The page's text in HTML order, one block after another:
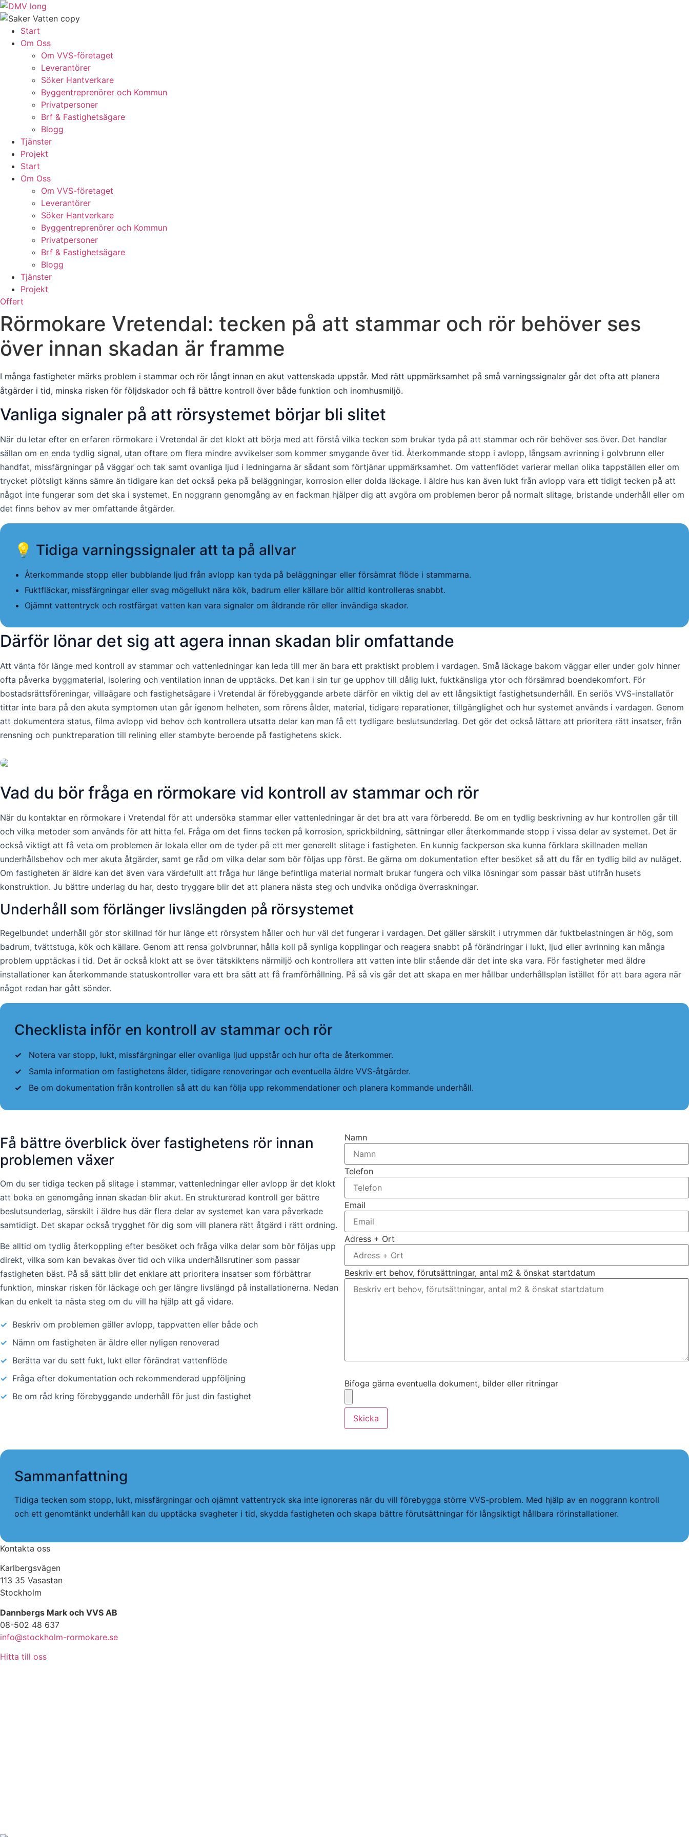
Skip
to
contentStart
Om Oss
Om VVS-företaget
Leverantörer
Söker Hantverkare
Byggentreprenörer och Kommun
Privatpersoner
Brf & Fastighetsägare
Blogg
Tjänster
Projekt
Start
Om Oss
Om VVS-företaget
Leverantörer
Söker Hantverkare
Byggentreprenörer och Kommun
Privatpersoner
Brf & Fastighetsägare
Blogg
Tjänster
Projekt
Offert
Rörmokare Vretendal: tecken på att stammar och rör behöver ses
över innan skadan är framme
I många fastigheter märks problem i stammar och rör långt innan en akut vattenskada uppstår. Med rätt uppmärksamhet på små varningssignaler går det ofta att planera
åtgärder i tid, minska risken för följdskador och få bättre kontroll över både funktion och inomhusmiljö.
Vanliga signaler på att rörsystemet börjar bli slitet
När du letar efter en erfaren rörmokare i Vretendal är det klokt att börja med att förstå vilka tecken som brukar tyda på att stammar och rör behöver ses över. Det handlar
sällan om en enda tydlig signal, utan oftare om flera mindre avvikelser som kommer smygande över tid. Återkommande stopp i avlopp, långsam avrinning i golvbrunn eller
handfat, missfärgningar på väggar och tak samt ovanliga ljud i ledningarna är sådant som förtjänar uppmärksamhet. Om vattenflödet varierar mellan olika tappställen eller om
trycket plötsligt känns sämre än tidigare kan det också peka på beläggningar, korrosion eller dolda läckage. I äldre hus kan även lukt från avlopp vara ett tidigt tecken på att
något inte fungerar som det ska i systemet. En noggrann genomgång av en fackman hjälper dig att avgöra om problemen beror på normalt slitage, bristande underhåll eller om
det finns behov av mer omfattande åtgärder.
💡 Tidiga varningssignaler att ta på allvar
Återkommande stopp eller bubblande ljud från avlopp kan tyda på beläggningar eller försämrat flöde i stammarna.
Fuktfläckar, missfärgningar eller svag mögellukt nära kök, badrum eller källare bör alltid kontrolleras snabbt.
Ojämnt vattentryck och rostfärgat vatten kan vara signaler om åldrande rör eller invändiga skador.
Därför lönar det sig att agera innan skadan blir omfattande
Att vänta för länge med kontroll av stammar och vattenledningar kan leda till mer än bara ett praktiskt problem i vardagen. Små läckage bakom väggar eller under golv hinner
ofta påverka byggmaterial, isolering och ventilation innan de upptäcks. Det kan i sin tur ge upphov till dålig lukt, fuktkänsliga ytor och försämrad boendekomfort. För
bostadsrättsföreningar, villaägare och fastighetsägare i Vretendal är förebyggande arbete därför en viktig del av ett långsiktigt fastighetsunderhåll. En seriös VVS-installatör
tittar inte bara på den akuta symptomen utan går igenom helheten, som rörens ålder, material, tidigare reparationer, tillgänglighet och hur systemet används i vardagen. Genom
att dokumentera status, filma avlopp vid behov och kontrollera utsatta delar kan man få ett tydligare beslutsunderlag. Det gör det också lättare att prioritera rätt insatser, från
rensning och punktreparation till relining eller stambyte beroende på fastighetens skick.
Vad du bör fråga en rörmokare vid kontroll av stammar och rör
När du kontaktar en rörmokare i Vretendal för att undersöka stammar eller vattenledningar är det bra att vara förberedd. Be om en tydlig beskrivning av hur kontrollen går till
och vilka metoder som används för att hitta fel. Fråga om det finns tecken på korrosion, sprickbildning, sättningar eller återkommande stopp i vissa delar av systemet. Det är
också viktigt att få veta om problemen är lokala eller om de tyder på ett mer generellt slitage i fastigheten. En kunnig fackperson ska kunna förklara skillnaden mellan
underhållsbehov och mer akuta åtgärder, samt ge råd om vilka delar som bör följas upp först. Be gärna om dokumentation efter besöket så att du får en tydlig bild av nuläget.
Om fastigheten är äldre kan det även vara värdefullt att fråga hur länge befintliga material normalt brukar fungera och vilka lösningar som passar bäst utifrån husets
konstruktion. Ju bättre underlag du har, desto tryggare blir det att planera nästa steg och undvika onödiga överraskningar.
Underhåll som förlänger livslängden på rörsystemet
Regelbundet underhåll gör stor skillnad för hur länge ett rörsystem håller och hur väl det fungerar i vardagen. Det gäller särskilt i utrymmen där fuktbelastningen är hög, som
badrum, tvättstuga, kök och källare. Genom att rensa golvbrunnar, hålla koll på synliga kopplingar och reagera snabbt på förändringar i lukt, ljud eller avrinning kan många
problem upptäckas i tid. Det är också klokt att se över tätskiktens närmiljö och kontrollera att vatten inte blir stående där det inte ska vara. För fastigheter med äldre
installationer kan återkommande statuskontroller vara ett bra sätt att få framförhållning. På så vis går det att skapa en mer hållbar underhållsplan istället för att bara agera när
något redan har gått sönder.
Checklista inför en kontroll av stammar och rör
✓
Notera var stopp, lukt, missfärgningar eller ovanliga ljud uppstår och hur ofta de återkommer.
✓
Samla information om fastighetens ålder, tidigare renoveringar och eventuella äldre VVS-åtgärder.
✓
Be om dokumentation från kontrollen så att du kan följa upp rekommendationer och planera kommande underhåll.
Få bättre överblick över fastighetens rör innan
problemen växer
Om du ser tidiga tecken på slitage i stammar, vattenledningar eller avlopp är det klokt
att boka en genomgång innan skadan blir akut. En strukturerad kontroll ger bättre
beslutsunderlag, särskilt i äldre hus där flera delar av systemet kan vara påverkade
samtidigt. Det skapar också trygghet för dig som vill planera rätt åtgärd i rätt ordning.
Be alltid om tydlig återkoppling efter besöket och fråga vilka delar som bör följas upp
direkt, vilka som kan bevakas över tid och vilka underhållsrutiner som passar
fastigheten bäst. På så sätt blir det enklare att prioritera insatser som förbättrar
funktion, minskar risken för läckage och ger längre livslängd på installationerna. Nedan
kan du enkelt ta nästa steg om du vill ha hjälp att gå vidare.
✓ Beskriv om problemen gäller avlopp, tappvatten eller både och
✓ Nämn om fastigheten är äldre eller nyligen renoverad
✓ Berätta var du sett fukt, lukt eller förändrat vattenflöde
✓ Fråga efter dokumentation och rekommenderad uppföljning
✓ Be om råd kring förebyggande underhåll för just din fastighet
Namn
Telefon
Email
Adress + Ort
Beskriv ert behov, förutsättningar, antal m2 & önskat startdatum
Bifoga gärna eventuella dokument, bilder eller ritningar
Skicka
Sammanfattning
Tidiga tecken som stopp, lukt, missfärgningar och ojämnt vattentryck ska inte ignoreras när du vill förebygga större VVS-problem. Med hjälp av en noggrann kontroll
och ett genomtänkt underhåll kan du upptäcka svagheter i tid, skydda fastigheten och skapa bättre förutsättningar för långsiktigt hållbara rörinstallationer.
Kontakta oss
Karlbergsvägen
113 35 Vasastan
Stockholm
Dannbergs Mark och VVS AB
08-502 48 637
info@stockholm-rormokare.se
Hitta till oss